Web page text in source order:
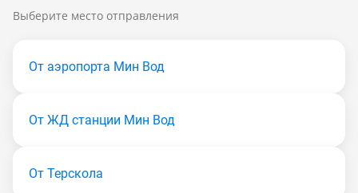
Выберите место отправления
От аэропорта Мин Вод
От ЖД станции Мин Вод
От Терскола